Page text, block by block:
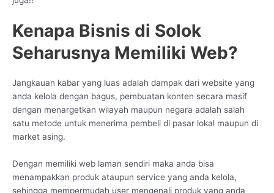
Kenapa Bisnis di Solok
Seharusnya Memiliki Web?
Jangkauan kabar yang luas adalah dampak dari website yang
anda kelola dengan bagus, pembuatan konten secara masif
dengan menargetkan wilayah maupun negara adalah salah
satu metode untuk menerima pembeli di pasar lokal maupun di
market asing.
Dengan memiliki web laman sendiri maka anda bisa
menampakkan produk ataupun service yang anda kelola,
sehingga mempermudah user mengenali produk yang anda